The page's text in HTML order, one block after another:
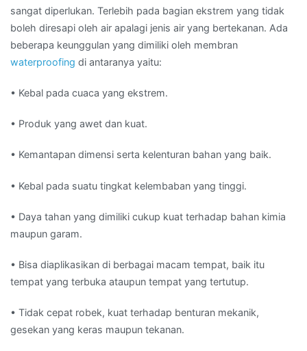
sangat diperlukan. Terlebih pada bagian ekstrem yang tidak
boleh diresapi oleh air apalagi jenis air yang bertekanan. Ada
beberapa keunggulan yang dimiliki oleh membran
waterproofing di antaranya yaitu:
• Kebal pada cuaca yang ekstrem.
• Produk yang awet dan kuat.
• Kemantapan dimensi serta kelenturan bahan yang baik.
• Kebal pada suatu tingkat kelembaban yang tinggi.
• Daya tahan yang dimiliki cukup kuat terhadap bahan kimia
maupun garam.
• Bisa diaplikasikan di berbagai macam tempat, baik itu
tempat yang terbuka ataupun tempat yang tertutup.
• Tidak cepat robek, kuat terhadap benturan mekanik,
gesekan yang keras maupun tekanan.